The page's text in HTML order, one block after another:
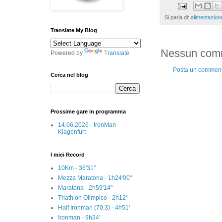
Si parla di:
Nessun
Posta un
Translate My Blog
Powered by Translate
Cerca nel blog
Prossime gare in programma
14.06.2026 - IronMan
Klagenfurt
I miei Record
10Km - 36'31"
Mezza Maratona - 1h24'00"
Maratona - 2h59'14"
Triathlon Olimpico - 2h12'
Half Ironman (70.3) - 4h51'
Ironman - 9h34'